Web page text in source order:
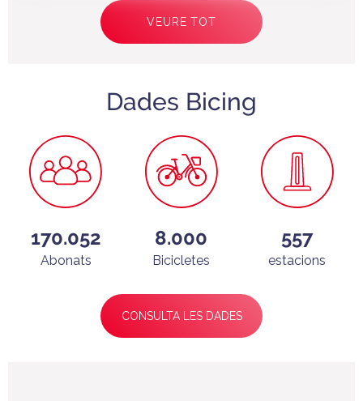
VEURE TOT
Dades Bicing
170.052
Abonats
8.000
Bicicletes
557
estacions
CONSULTA LES DADES